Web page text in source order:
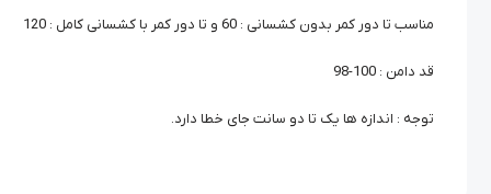
مناسب تا دور کمر بدون کشسانی : 60 و تا دور کمر با کشسانی کامل : 120
قد دامن : 100-98
توجه : اندازه ها یک تا دو سانت جای خطا دارد.